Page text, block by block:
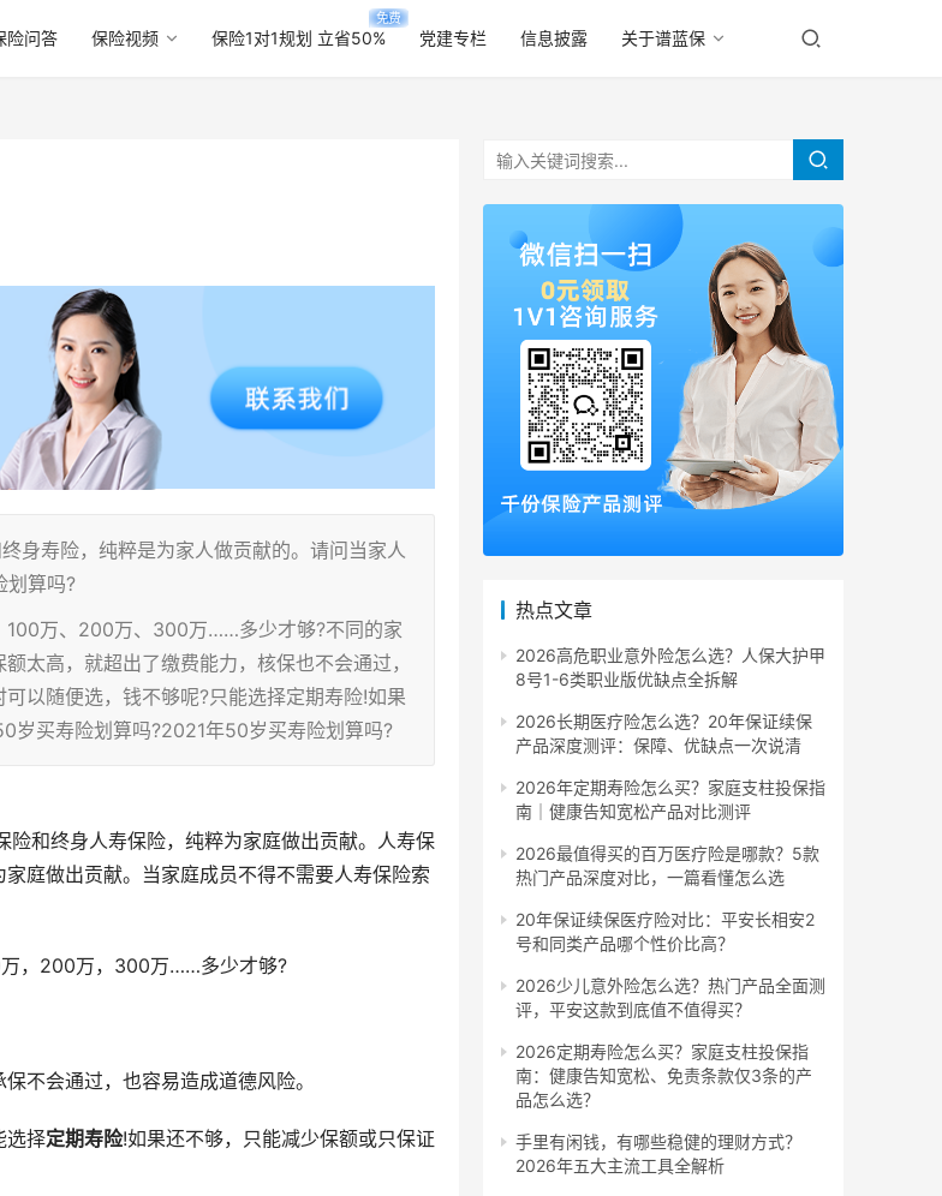
险问答 保险视频 保险1对1规划 立省50%
免费
党建专栏 信息披露 关于谱蓝保
身寿险，纯粹是为家人做贡献的。请问当家人
划算吗?
100万、200万、300万……多少才够?不同的家
太高，就超出了缴费能力，核保也不会通过，
以随便选，钱不够呢?只能选择定期寿险!如果
岁买寿险划算吗?2021年50岁买寿险划算吗?
和终身人寿保险，纯粹为家庭做出贡献。人寿保
庭做出贡献。当家庭成员不得不需要人寿保险索
万，200万，300万……多少才够?
不会通过，也容易造成道德风险。
选择定期寿险!如果还不够，只能减少保额或只保证
热点文章
2026高危职业意外险怎么选？人保大护甲
8号1-6类职业版优缺点全拆解
2026长期医疗险怎么选？20年保证续保
产品深度测评：保障、优缺点一次说清
2026年定期寿险怎么买？家庭支柱投保指
南｜健康告知宽松产品对比测评
2026最值得买的百万医疗险是哪款？5款
热门产品深度对比，一篇看懂怎么选
20年保证续保医疗险对比：平安长相安2
号和同类产品哪个性价比高？
2026少儿意外险怎么选？热门产品全面测
评，平安这款到底值不值得买？
2026定期寿险怎么买？家庭支柱投保指
南：健康告知宽松、免责条款仅3条的产
品怎么选？
手里有闲钱，有哪些稳健的理财方式？
2026年五大主流工具全解析